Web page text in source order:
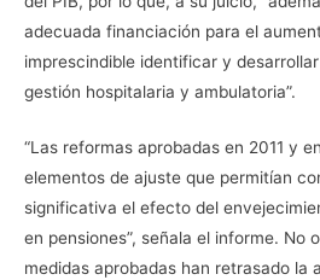
adecuada financiación para el
imprescindible identificar y
gestión hospitalaria y ambulatoria”.
“Las reformas aprobadas en 2011 y
elementos de ajuste que permitían
significativa el efecto del
en pensiones”, señala el informe. No
medidas aprobadas han retrasado la